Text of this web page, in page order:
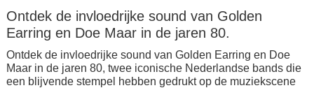
Ontdek de invloedrijke sound van Golden
Earring en Doe Maar in de jaren 80.
Ontdek de invloedrijke sound van Golden Earring en Doe
Maar in de jaren 80, twee iconische Nederlandse bands die
een blijvende stempel hebben gedrukt op de muziekscene